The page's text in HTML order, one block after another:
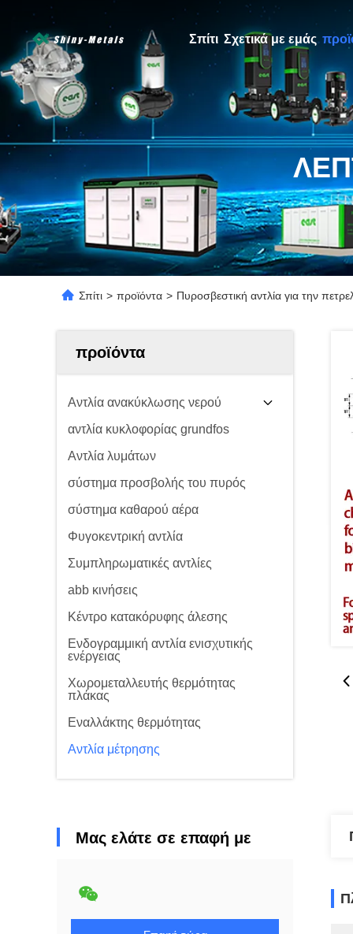
Σπίτι Σχετικά με εμάς
Σπίτι > προϊόντα > Πυροσβεστική αντλία για την
προϊόντα
Αντλία ανακύκλωσης νερού
αντλία κυκλοφορίας grundfos
Αντλία λυμάτων
σύστημα προσβολής του πυρός
σύστημα καθαρού αέρα
Φυγοκεντρική αντλία
Συμπληρωματικές αντλίες
abb κινήσεις
Κέντρο κατακόρυφης άλεσης
Ενδογραμμική αντλία ενισχυτικής
ενέργειας
Χωρομεταλλευτής θερμότητας
πλάκας
Εναλλάκτης θερμότητας
Αντλία μέτρησης
Μας ελάτε σε επαφή με